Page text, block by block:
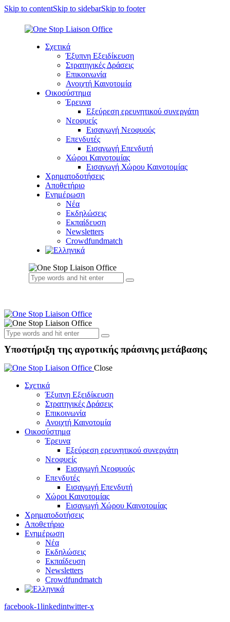
Skip to contentSkip to sidebarSkip to footer
Σχετικά
Έξυπνη Εξειδίκευση
Στρατηγικές Δράσεις
Επικοινωνία
Ανοιχτή Καινοτομία
Οικοσύστημα
Έρευνα
Εξεύρεση ερευνητικού συνεργάτη
Νεοφυείς
Εισαγωγή Νεοφυούς
Επενδυτές
Εισαγωγή Επενδυτή
Χώροι Καινοτομίας
Εισαγωγή Χώρου Καινοτομίας
Χρηματοδοτήσεις
Αποθετήριο
Ενημέρωση
Νέα
Εκδηλώσεις
Εκπαίδευση
Newsletters
Crowdfundmatch
Υποστήριξη της αγροτικής πράσινης μετάβασης
Close
Σχετικά
Έξυπνη Εξειδίκευση
Στρατηγικές Δράσεις
Επικοινωνία
Ανοιχτή Καινοτομία
Οικοσύστημα
Έρευνα
Εξεύρεση ερευνητικού συνεργάτη
Νεοφυείς
Εισαγωγή Νεοφυούς
Επενδυτές
Εισαγωγή Επενδυτή
Χώροι Καινοτομίας
Εισαγωγή Χώρου Καινοτομίας
Χρηματοδοτήσεις
Αποθετήριο
Ενημέρωση
Νέα
Εκδηλώσεις
Εκπαίδευση
Newsletters
Crowdfundmatch
facebook-1linkedintwitter-x